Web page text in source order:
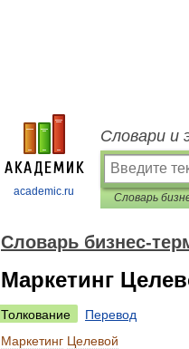
academic.ru
Словари и
Словарь бизнес-
Маркетинг
Толкование
Перевод
Маркетинг Целевой